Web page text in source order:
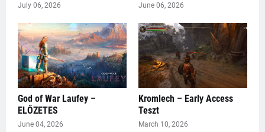
July 06, 2026 June 06, 2026
God of War Laufey –
ELŐZETES
June 04, 2026
Kromlech – Early Access
Teszt
March 10, 2026